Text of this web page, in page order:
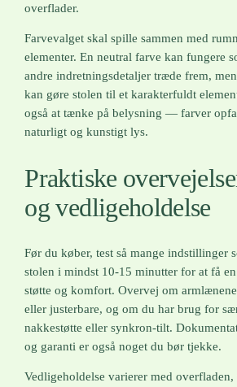
overflader.
Farvevalget skal spille sammen med
elementer. En neutral farve kan fungere
andre indretningsdetaljer træde frem,
kan gøre stolen til et karakterfuldt
også at tænke på belysning — farver
naturligt og kunstigt lys.
Praktiske
og vedligeholdelse
Før du køber, test så mange indstillinger
stolen i mindst 10-15 minutter for at få
støtte og komfort. Overvej om
eller justerbare, og om du har brug for
nakkestøtte eller synkron-tilt.
og garanti er også noget du bør tjekke.
Vedligeholdelse varierer med overfladen,